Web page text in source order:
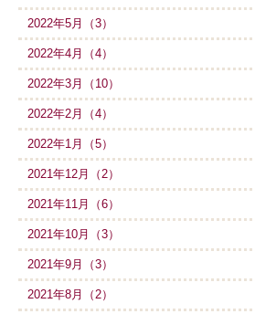
2022年5月（3）
2022年4月（4）
2022年3月（10）
2022年2月（4）
2022年1月（5）
2021年12月（2）
2021年11月（6）
2021年10月（3）
2021年9月（3）
2021年8月（2）